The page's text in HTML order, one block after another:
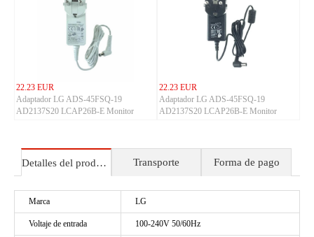
22.23 EUR
Adaptador LG ADS-45FSQ-19
AD2137S20 LCAP26B-E Monitor
22.23 EUR
Adaptador LG ADS-45FSQ-19
AD2137S20 LCAP26B-E Monitor
Detalles del producto Transporte Forma de pago
Marca LG
Voltaje de entrada 100-240V 50/60Hz